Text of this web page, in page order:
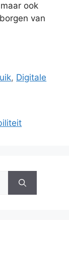
ook
van
, Digitale